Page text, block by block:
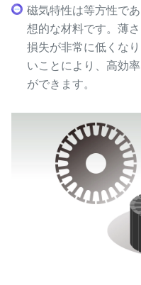
磁気特性は等方性で
想的な材料です。薄
損失が非常に低くな
いことにより、高効
ができます。